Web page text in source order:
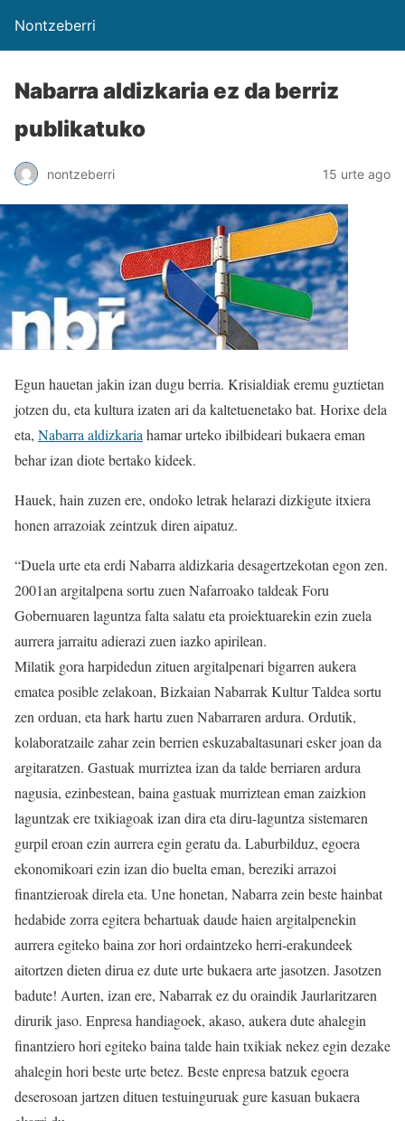
Nontzeberri
Nabarra aldizkaria ez da berriz
publikatuko
nontzeberri 15 urte ago
Egun hauetan jakin izan dugu berria. Krisialdiak eremu guztietan
jotzen du, eta kultura izaten ari da kaltetuenetako bat. Horixe dela
eta, Nabarra aldizkaria hamar urteko ibilbideari bukaera eman
behar izan diote bertako kideek.
Hauek, hain zuzen ere, ondoko letrak helarazi dizkigute itxiera
honen arrazoiak zeintzuk diren aipatuz.
“Duela urte eta erdi Nabarra aldizkaria desagertzekotan egon zen.
2001an argitalpena sortu zuen Nafarroako taldeak Foru
Gobernuaren laguntza falta salatu eta proiektuarekin ezin zuela
aurrera jarraitu adierazi zuen iazko apirilean.
Milatik gora harpidedun zituen argitalpenari bigarren aukera
ematea posible zelakoan, Bizkaian Nabarrak Kultur Taldea sortu
zen orduan, eta hark hartu zuen Nabarraren ardura. Ordutik,
kolaboratzaile zahar zein berrien eskuzabaltasunari esker joan da
argitaratzen. Gastuak murriztea izan da talde berriaren ardura
nagusia, ezinbestean, baina gastuak murriztean eman zaizkion
laguntzak ere txikiagoak izan dira eta diru-laguntza sistemaren
gurpil eroan ezin aurrera egin geratu da. Laburbilduz, egoera
ekonomikoari ezin izan dio buelta eman, bereziki arrazoi
finantzieroak direla eta. Une honetan, Nabarra zein beste hainbat
hedabide zorra egitera behartuak daude haien argitalpenekin
aurrera egiteko baina zor hori ordaintzeko herri-erakundeek
aitortzen dieten dirua ez dute urte bukaera arte jasotzen. Jasotzen
badute! Aurten, izan ere, Nabarrak ez du oraindik Jaurlaritzaren
dirurik jaso. Enpresa handiagoek, akaso, aukera dute ahalegin
finantziero hori egiteko baina talde hain txikiak nekez egin dezake
ahalegin hori beste urte betez. Beste enpresa batzuk egoera
deserosoan jartzen dituen testuinguruak gure kasuan bukaera